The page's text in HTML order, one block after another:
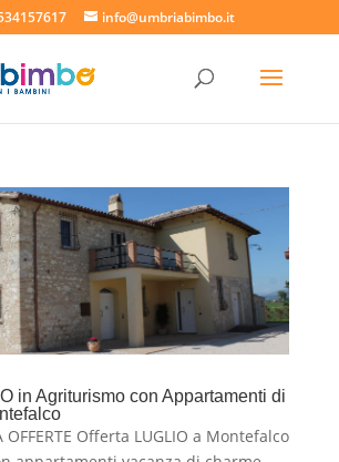
info@umbriabimbo.it
in Agriturismo con Appartamenti di
OFFERTE Offerta LUGLIO a Montefalco